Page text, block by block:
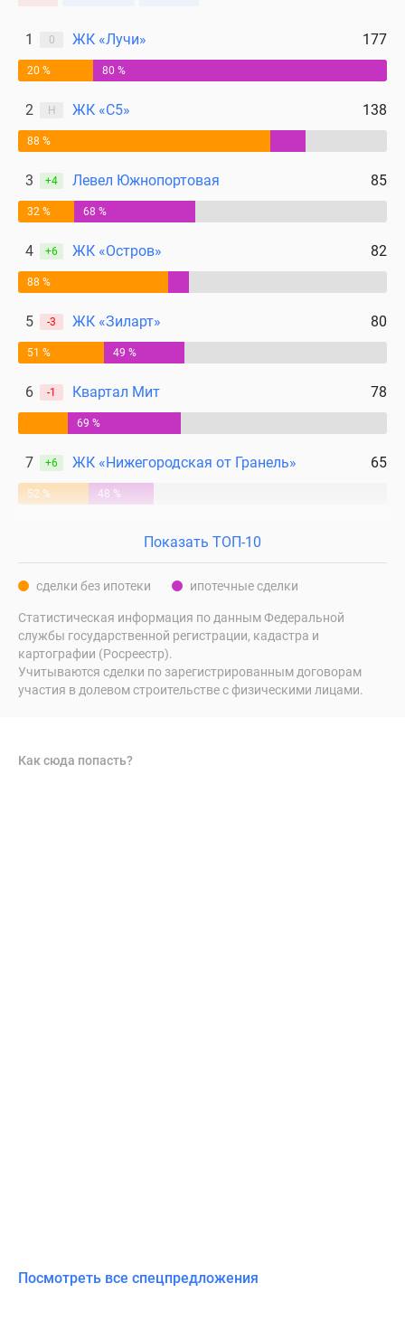
1 0 ЖК «Лучи» 177
20 % 80 %
2 Н ЖК «С5» 138
88 %
3 +4 Левел Южнопортовая 85
32 % 68 %
4 +6 ЖК «Остров» 82
88 %
5 -3 ЖК «Зиларт» 80
51 % 49 %
6 -1 Квартал Мит 78
69 %
7 +6 ЖК «Нижегородская от Гранель» 65
52 % 48 %
Показать ТОП-10
сделки без ипотеки ипотечные сделки
Статистическая информация по данным Федеральной
службы государственной регистрации, кадастра и
картографии (Росреестр).
Учитываются сделки по зарегистрированным договорам
участия в долевом строительстве с физическими лицами.
Как сюда попасть?
Посмотреть все спецпредложения